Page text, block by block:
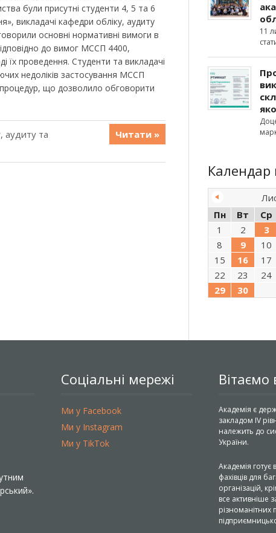
були присутні студенти 4, 5 та 6
викладачі кафедри обліку, аудиту
основні нормативні вимоги в
до вимог МССП 4400,
їх проведення. Студенти та викладачі
недоліків застосування МССП
що дозволило обговорити
аудиту та
Читати »
11
Календар
Пн
Вт Ср
1
2 3
8
9 10
15
16 17
22
23 24
29
30
Соціальні мережі
Ми у Facebook
Ми у Instagram
Ми у TikTok
Вітаємо
Академія є
закладом IV
належить до
України.
Академія готує
фахівців для
організацій,
все активніше
різноманітних